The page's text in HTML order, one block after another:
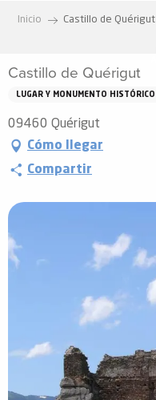
principal
Inicio Castillo de Quérigut
Castillo de Quérigut
LUGAR Y MONUMENTO HISTÓRICO
09460 Quérigut
Cómo llegar
Compartir